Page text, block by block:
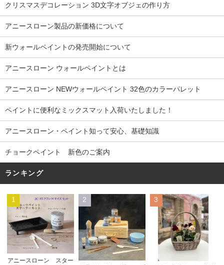
クリスマスデコレーション 3D文字オブジェの作り方
アニースローン製品の新価格について
新ウォールペイントの発売開始について
アニースローン ウォールペイントとは
アニースローン NEWウォールペイント 32色のカラーパレット
ペイントに便利なミックスマット入荷いたしました！
アニースローン・ペイント知って安心、基礎知識
チョークペイント 新色のご案内
ランキング
1
アニースローン スター
2 3